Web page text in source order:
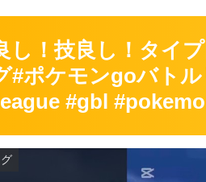
し！技良し！タイ
#ポケモンgoバト
#gbl